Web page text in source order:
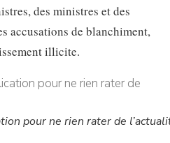
des ministres et des
accusations de blanchiment,
illicite.
pour ne rien rater de